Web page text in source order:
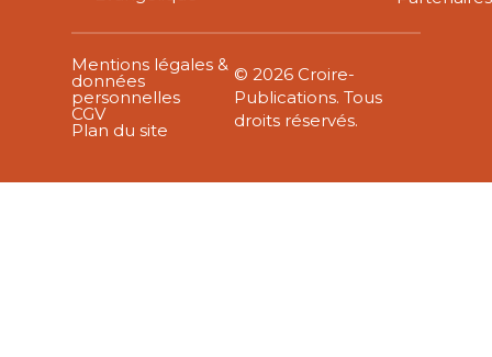
Mentions légales &
données
personnelles
CGV
Plan du site
© 2026 Croire-
Publications. Tous
droits réservés.